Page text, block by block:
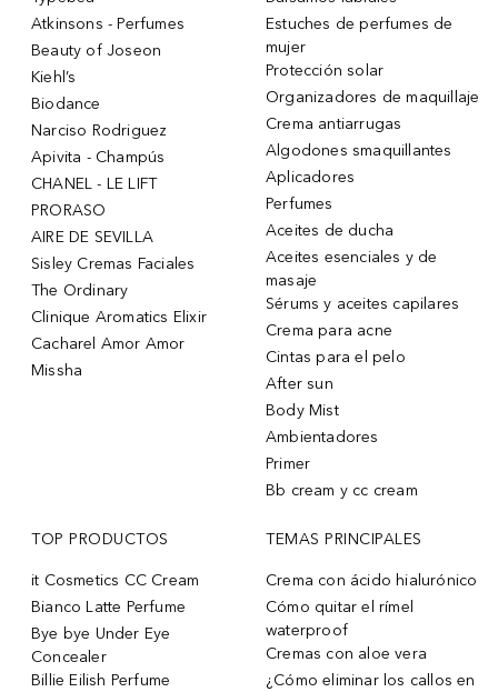
Atkinsons - Perfumes
Beauty of Joseon
Kiehl’s
Biodance
Narciso Rodriguez
Apivita - Champús
CHANEL - LE LIFT
PRORASO
AIRE DE SEVILLA
Sisley Cremas Faciales
The Ordinary
Clinique Aromatics Elixir
Cacharel Amor Amor
Missha
Estuches de perfumes de
mujer
Protección solar
Organizadores de maquillaje
Crema antiarrugas
Algodones smaquillantes
Aplicadores
Perfumes
Aceites de ducha
Aceites esenciales y de
masaje
Sérums y aceites capilares
Crema para acne
Cintas para el pelo
After sun
Body Mist
Ambientadores
Primer
Bb cream y cc cream
TOP PRODUCTOS
it Cosmetics CC Cream
Bianco Latte Perfume
Bye bye Under Eye
Concealer
Billie Eilish Perfume
TEMAS PRINCIPALES
Crema con ácido hialurónico
Cómo quitar el rímel
waterproof
Cremas con aloe vera
¿Cómo eliminar los callos en